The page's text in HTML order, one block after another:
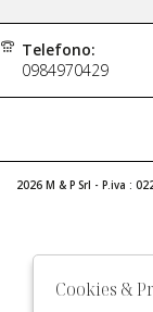
Telefono:
0984970429
2026 M & P Srl - P.iva :
Cookies &